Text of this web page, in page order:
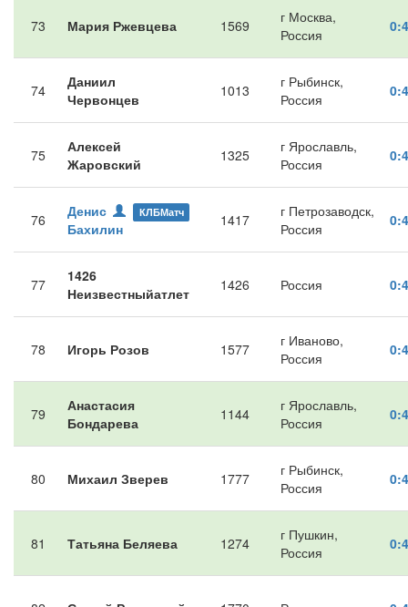
73 Мария Ржевцева 1569
г Москва,
Россия
74
Даниил
Червонцев
1013
г Рыбинск,
Россия
75
Алексей
Жаровский
1325
г Ярославль,
Россия
76 КЛБМатч
Денис
Бахилин
1417
г Петрозаводск,
Россия
77
1426
Неизвестныйатлет
1426 Россия
78 Игорь Розов 1577
г Иваново,
Россия
79
Анастасия
Бондарева
1144
г Ярославль,
Россия
80 Михаил Зверев 1777
г Рыбинск,
Россия
81 Татьяна Беляева 1274
г Пушкин,
Россия